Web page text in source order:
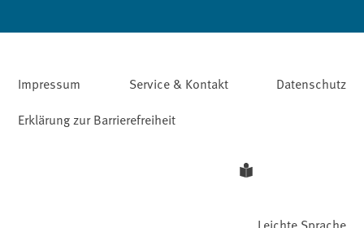
Impressum Service & Kontakt
Datenschutz
Erklärung zur Barrierefreiheit
Leichte Sprache